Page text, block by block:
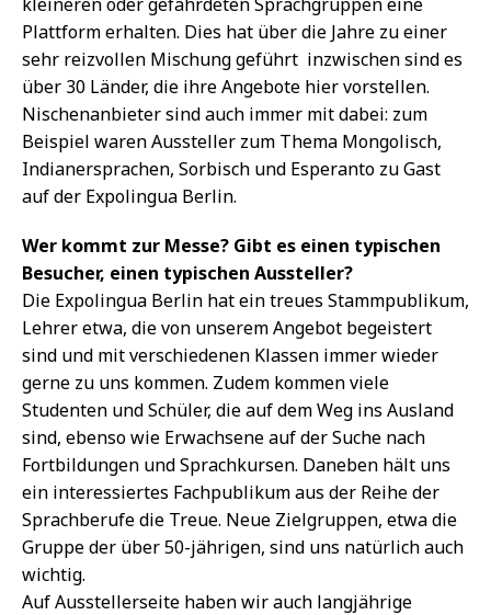
Plattform erhalten. Dies hat über die Jahre zu einer
sehr reizvollen Mischung geführt  inzwischen sind es
über 30 Länder, die ihre Angebote hier vorstellen.
Nischenanbieter sind auch immer mit dabei: zum
Beispiel waren Aussteller zum Thema Mongolisch,
Indianersprachen, Sorbisch und Esperanto zu Gast
auf der Expolingua Berlin.
Wer kommt zur Messe? Gibt es einen typischen
Besucher, einen typischen Aussteller?
Die Expolingua Berlin hat ein treues Stammpublikum,
Lehrer etwa, die von unserem Angebot begeistert
sind und mit verschiedenen Klassen immer wieder
gerne zu uns kommen. Zudem kommen viele
Studenten und Schüler, die auf dem Weg ins Ausland
sind, ebenso wie Erwachsene auf der Suche nach
Fortbildungen und Sprachkursen. Daneben hält uns
ein interessiertes Fachpublikum aus der Reihe der
Sprachberufe die Treue. Neue Zielgruppen, etwa die
Gruppe der über 50-jährigen, sind uns natürlich auch
wichtig.
Auf Ausstellerseite haben wir auch langjährige